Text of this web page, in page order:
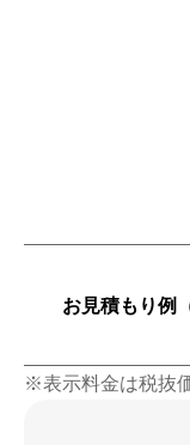
お見積もり例
※表示料金は税抜